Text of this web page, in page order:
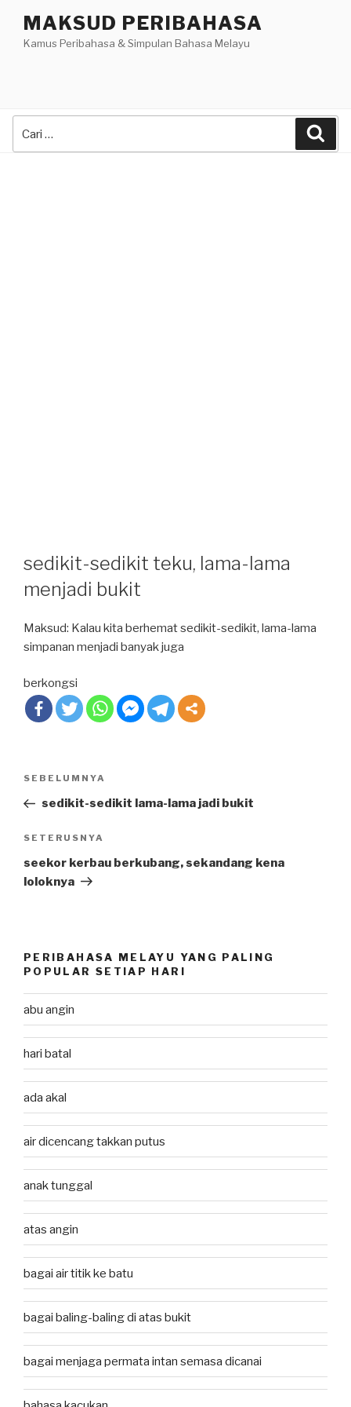
content
MAKSUD PERIBAHASA
Kamus Peribahasa & Simpulan Bahasa Melayu
sedikit-sedikit teku, lama-lama
menjadi bukit
Maksud: Kalau kita berhemat sedikit-sedikit, lama-lama
simpanan menjadi banyak juga
berkongsi
Post
Previous
Post
SEBELUMNYA
sedikit-sedikit lama-lama jadi bukit
Next
Post
SETERUSNYA
seekor kerbau berkubang, sekandang kena
loloknya
PERIBAHASA MELAYU YANG PALING
POPULAR SETIAP HARI
abu angin
hari batal
ada akal
air dicencang takkan putus
anak tunggal
atas angin
bagai air titik ke batu
bagai baling-baling di atas bukit
bagai menjaga permata intan semasa dicanai